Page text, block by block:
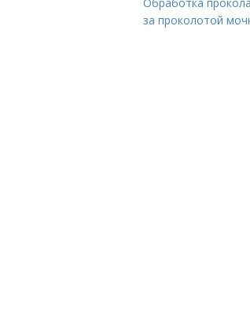
за проколотой